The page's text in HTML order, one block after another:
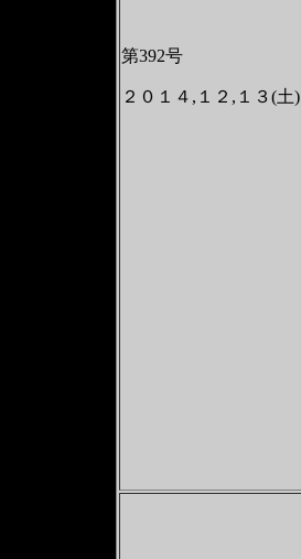
第392号
２０１４,１２,１３(土)